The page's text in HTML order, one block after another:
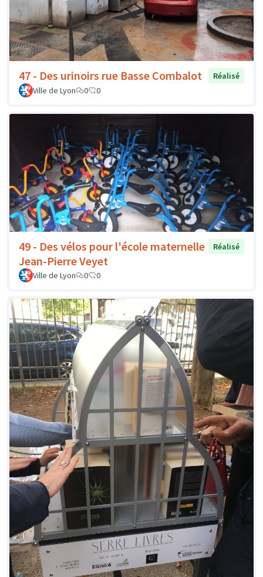
47 - Des urinoirs rue Basse Combalot
Réalisé
Ville de Lyon
0 0
49 - Des vélos pour l'école maternelle
Jean-Pierre Veyet
Réalisé
Ville de Lyon 0 0